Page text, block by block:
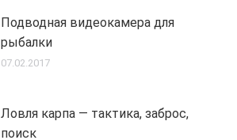
Подводная видеокамера для
рыбалки
07.02.2017
Ловля карпа — тактика, заброс,
поиск